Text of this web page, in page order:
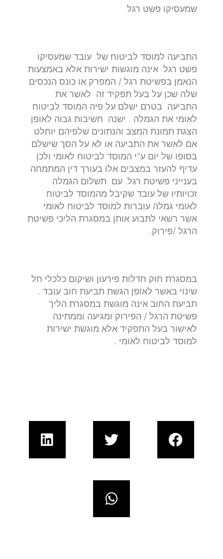
שמעסיקו פשט רגל
התביעה למוסד לביטוח של עובד שמעסיקו
פשט רגל אינה מוגשות ישירות אלא באמצעות
הנאמן בפשיטת רגל / המפרק או כונס הנכסים
שלה שכן על בעל תפקיד זה לאשר את
התביעה בטרם ישלם על פיה המוסד לביטוח
לאומי את הגמלה . ישנה חשיבות גבוה לאופן
הצגת תמונת המצב והנתונים שלפיהם יוחלט
אם לאשר את התביעה או לא על הסך שישלם
בסופו של יום ע"י המוסד לביטוח לאומי ולכן
עדיף להעזר במצבים אלו בעורך דין המתמחה
בענייני פשיטת רגל. עם תשלום הגמלה
זכויותיו של עובד שקיבל מהמוסד לביטוח
לאומי גמלה עוברות למוסד לביטוח לאומי
אשר רשאי לתבוע אותן במסגרת הליכי פשיטת
הרגל /פירוק.
במסגרת חוק חדלות פירעון ושיקום כלכלי חל
שינוי באשר לאופן הגשת תביעת חוב עובד .
תביעת החוב אינה מוגשת במסגרת הליך
פשיטת הרגל / הפירוק ומגיעה וממתינה
לאישור בעל התפקיד אלא מוגשת ישירות
למוסד לביטוח לאומי .